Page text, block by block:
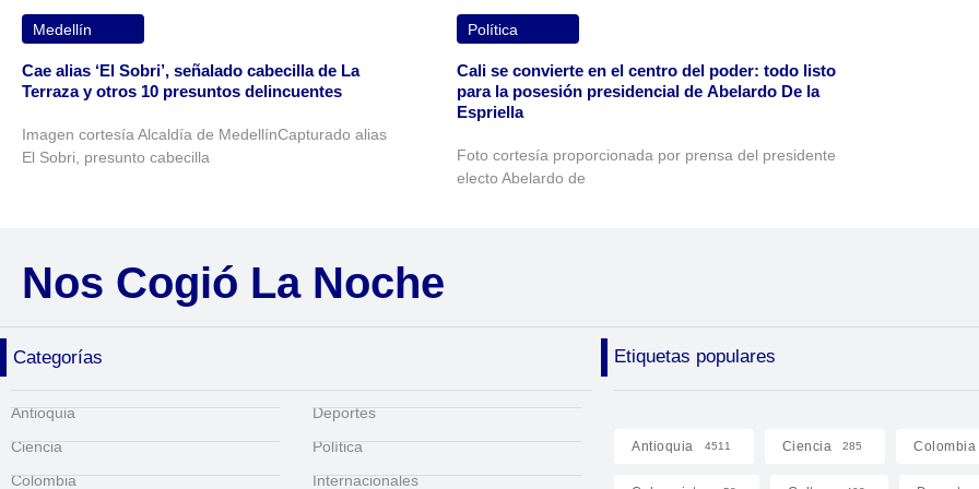
Medellín
Cae alias ‘El Sobri’, señalado cabecilla de La
Terraza y otros 10 presuntos delincuentes
Imagen cortesía Alcaldía de MedellínCapturado alias
El Sobri, presunto cabecilla
Política
Cali se convierte en el centro del poder: todo listo
para la posesión presidencial de Abelardo De la
Espriella
Foto cortesía proporcionada por prensa del presidente
electo Abelardo de
Nos Cogió La Noche
Categorías Etiquetas populares
Antioquia
Ciencia
Colombia
Deportes
Política
Internacionales
Antioquia 4511 Ciencia 285 Colombia